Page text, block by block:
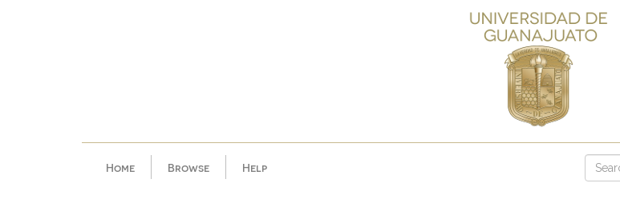
Home Browse Help